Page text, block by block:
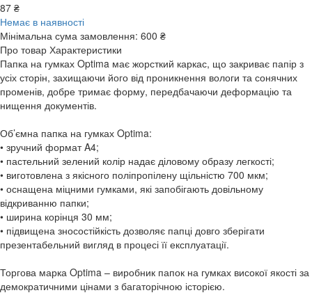
87 ₴
Немає в наявності
Мінімальна сума замовлення: 600 ₴
Про товар Характеристики
Папка на гумках Optima має жорсткий каркас, що закриває папір з
усіх сторін, захищаючи його від проникнення вологи та сонячних
променів, добре тримає форму, передбачаючи деформацію та
нищення документів.
Об’ємна папка на гумках Optima:
• зручний формат A4;
• пастельний зелений колір надає діловому образу легкості;
• виготовлена з якісного поліпропілену щільністю 700 мкм;
• оснащена міцними гумками, які запобігають довільному
відкриванню папки;
• ширина корінця 30 мм;
• підвищена зносостійкість дозволяє папці довго зберігати
презентабельний вигляд в процесі її експлуатації.
Торгова марка Optima – виробник папок на гумках високої якості за
демократичними цінами з багаторічною історією.